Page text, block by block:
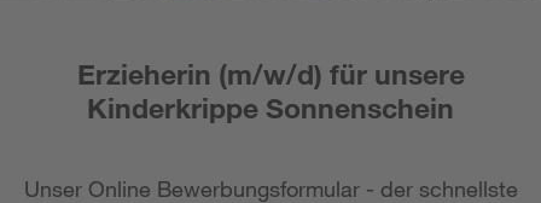
Erzieherin (m/w/d) für unsere
Kinderkrippe Sonnenschein
Unser Online Bewerbungsformular - der schnellste